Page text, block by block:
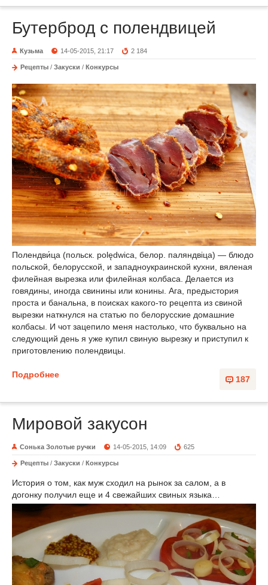
Бутерброд с полендвицей
Кузьма 14-05-2015, 21:17 2 184
Рецепты / Закуски / Конкурсы
Полендви́ца (польск. polędwica, белор. паляндвіца) — блюдо
польской, белорусской, и западноукраинской кухни, вяленая
филейная вырезка или филейная колбаса. Делается из
говядины, иногда свинины или конины. Ага, предыстория
проста и банальна, в поисках какого-то рецепта из свиной
вырезки наткнулся на статью по белорусские домашние
колбасы. И чот зацепило меня настолько, что буквально на
следующий день я уже купил свиную вырезку и приступил к
приготовлению полендвицы.
187
Подробнее
Мировой закусон
Сонька Золотые ручки 14-05-2015, 14:09 625
Рецепты / Закуски / Конкурсы
История о том, как муж сходил на рынок за салом, а в
догонку получил еще и 4 свежайших свиных языка…